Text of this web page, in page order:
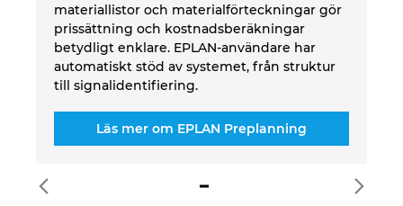
materiallistor och materialförteckningar gör
prissättning och kostnadsberäkningar
betydligt enklare. EPLAN-användare har
automatiskt stöd av systemet, från struktur
till signalidentifiering.
Läs mer om EPLAN Preplanning